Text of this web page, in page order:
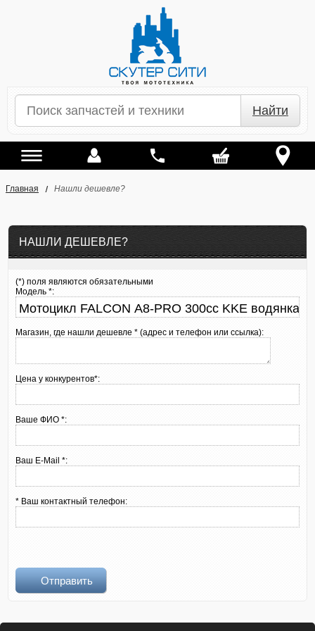
Найти
Главная Нашли дешевле?
НАШЛИ ДЕШЕВЛЕ?
(*) поля являются обязательными
Модель *:
Магазин, где нашли дешевле * (адрес и телефон или ссылка):
Цена у конкурентов*:
Ваше ФИО *:
Ваш E-Mail *:
* Ваш контактный телефон:
Отправить